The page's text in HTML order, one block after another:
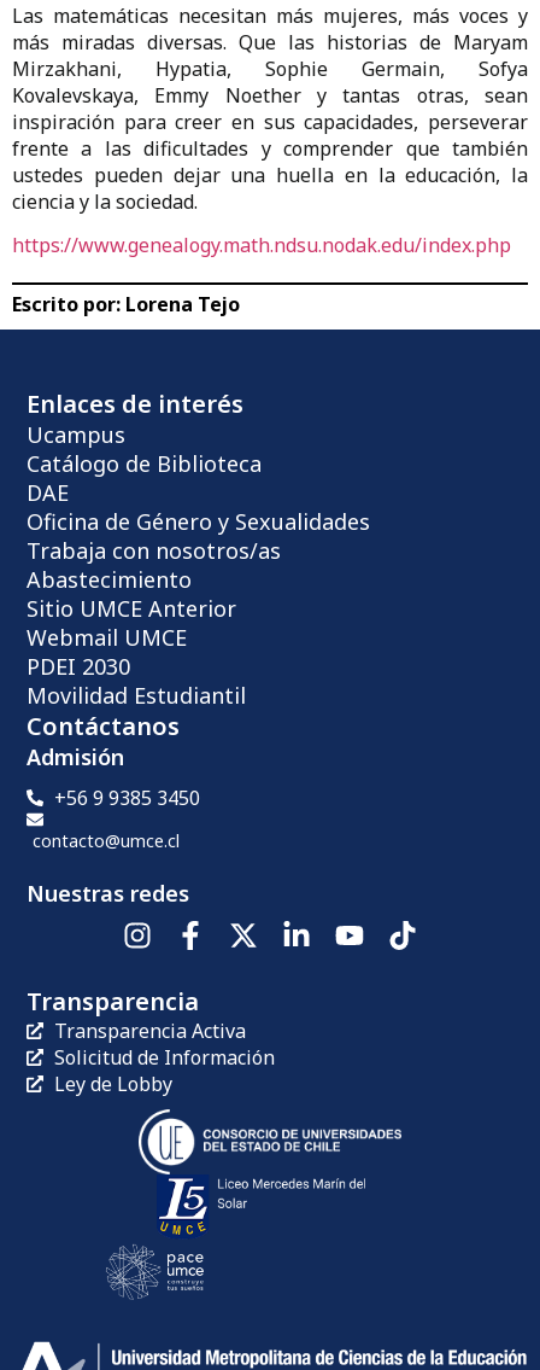
Las matemáticas necesitan más mujeres, más voces y
más miradas diversas. Que las historias de Maryam
Mirzakhani, Hypatia, Sophie Germain, Sofya
Kovalevskaya, Emmy Noether y tantas otras, sean
inspiración para creer en sus capacidades, perseverar
frente a las dificultades y comprender que también
ustedes pueden dejar una huella en la educación, la
ciencia y la sociedad.
https://www.genealogy.math.ndsu.nodak.edu/index.php
Escrito por: Lorena Tejo
Enlaces de interés
Ucampus
Catálogo de Biblioteca
DAE
Oficina de Género y Sexualidades
Trabaja con nosotros/as
Abastecimiento
Sitio UMCE Anterior
Webmail UMCE
PDEI 2030
Movilidad Estudiantil
Contáctanos
Admisión
+56 9 9385 3450
contacto@umce.cl
Nuestras redes
Transparencia
Transparencia Activa
Solicitud de Información
Ley de Lobby